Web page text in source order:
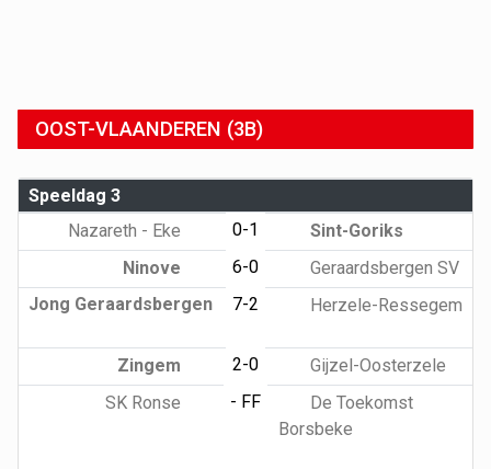
OOST-VLAANDEREN (3B)
Speeldag 3
Nazareth - Eke
0-1
Sint-Goriks
Ninove
6-0
Geraardsbergen SV
Jong Geraardsbergen
7-2 Herzele-Ressegem
Zingem 2-0
Gijzel-Oosterzele
SK Ronse
- FF
De Toekomst
Borsbeke